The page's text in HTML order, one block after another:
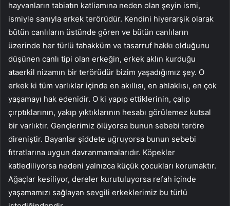
hayvanların tabiatın katliamına neden olan şeyin ismi,
ismiyle sanıyla erkek terörüdür. Kendini hiyerarşik olarak
bütün canlıların üstünde gören ve bütün canlıların
üzerinde her türlü tahakküm ve tasarruf hakkı olduğunu
düşünen canlı tipi olan erkeğin, erkek aklın kurduğu
ataerkil nizamın bir terörüdür bizim yaşadığımız şey. O
erkek ki tüm varlıklar içinde en akıllısı, en ahlaklısı, en çok
yaşamayı hak edenidir. O ki yapıp ettiklerinin, çalıp
çırptıklarının, yakıp yıktıklarının hesabı görülemez kutsal
bir varlıktır. Gençlerimiz ölüyorsa bunun sebebi teröre
direniştir. Bayanlar şiddete uğruyorsa bunun sebebi
fıtratlarına uygun davranmamalarıdır. Köpekler
katlediliyorsa nedeni yalnızca küçük çocukları korumaktır.
Ağaçlar kesiliyor, dereler kurutuluyorsa refah içinde
yaşamamızı sağlayan sevgili erkeklerimiz bu türlü